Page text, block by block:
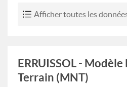
Afficher toutes les
ERRUISSOL -
Terrain (MNT)